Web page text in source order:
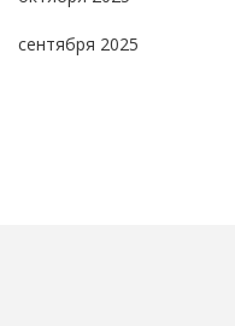
сентября 2025